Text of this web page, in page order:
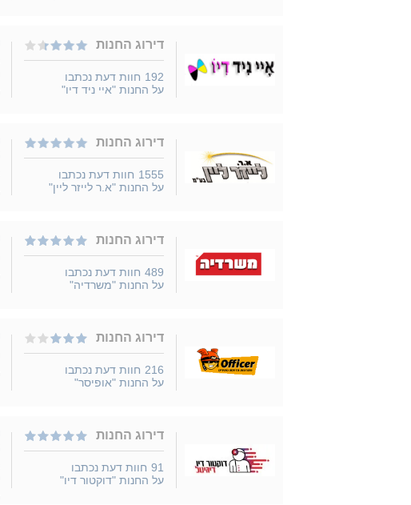
דירוג החנות
192 חוות דעת נכתבו
על החנות "איי ניד דיו"
דירוג החנות
1555 חוות דעת נכתבו
על החנות "א.ר לייזר ליין"
דירוג החנות
489 חוות דעת נכתבו
על החנות "משרדיה"
דירוג החנות
216 חוות דעת נכתבו
על החנות "אופיסר"
דירוג החנות
91 חוות דעת נכתבו
על החנות "דוקטור דיו"